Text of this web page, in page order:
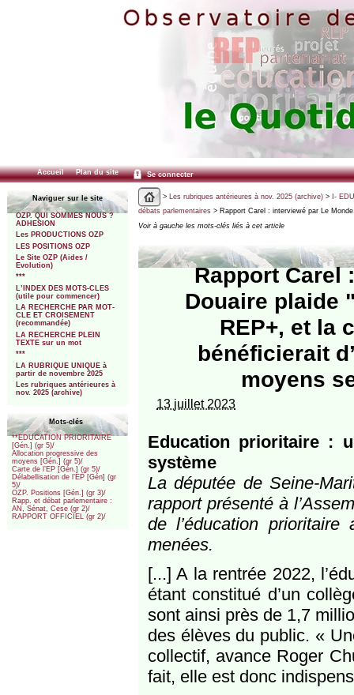
Accueil Plan du site Se connecter
Naviguer sur le site
OZP. QUI SOMMES NOUS ?
ADHESION
Les PRODUCTIONS OZP
LES POSITIONS OZP
Le Site OZP (Aides /
Evolution)
***
L’INDEX DES MOTS-CLES
(utile pour commencer)
LA RECHERCHE PAR MOT-
CLE ET CROISEMENT
(recommandée)
LA RECHERCHE PLEIN
TEXTE sur un mot
***
LA RUBRIQUE UNIQUE à
partir de novembre 2025
Les rubriques antérieures à
nov. 2025 (archive)
Mots-clés
**EDUCATION PRIORITAIRE
[Gén.] (gr 5)/
Allocation progressive des
moyens [Gén.] (gr 5)/
Carte de l’EP [Gén.] (gr 5)/
Délabellisation de l’EP [Gén] (gr
5)/
OZP. Positions [Gén.] (gr 3)/
Rapp. et débat parlementaire :
AN, Sénat, Cese (gr 2)/
RAPPORT OFFICIEL (gr 2)/
> Les rubriques antérieures à nov. 2025 (archive)> I-
débats parlementaires> Rapport Carel : interviewé par Le
Voir à gauche les mots-clés liés à cet article
Rapport Carel
Douaire plaide
REP+, et la
bénéficierait
moyens
13 juillet 2023
Education prioritaire :
système
La députée de Seine-
rapport présenté à
de l’éducation prioritaire
menées.
[...] A la rentrée 2022,
étant constitué d’un
sont ainsi près de 1,7
des élèves du public. «
collectif, avance Roger
fait, elle est donc